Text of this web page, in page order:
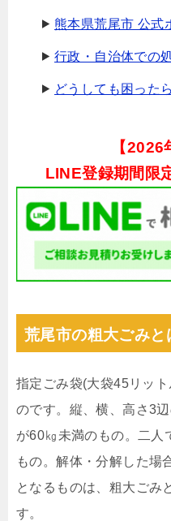
熊本県荒尾市 公式
行政・自治体での
どうしても困った
【2026
LINE登録期間限
荒尾市の粗大ごみと
指定ごみ袋(大袋45リッ
のです。縦、横、高さ3
が60㎏未満のもの。二人
もの。解体・分解した場
となるものは、粗大ごみ
す。